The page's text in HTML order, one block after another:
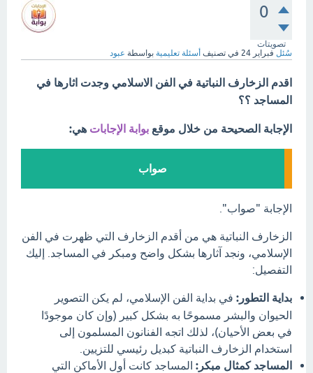
0
تصويتات
سُئل فبراير 24 في تصنيف أسئلة تعليمية بواسطة عبود
اقدم الزخارف النباتية في الفن الاسلامي وجدت اثارها في
المساجد ؟؟
الإجابة الصحيحة من خلال موقع بوابة الإجابات هي:
صواب
الإجابة "صواب".
الزخارف النباتية هي من أقدم الزخارف التي ظهرت في الفن
الإسلامي، ونجد آثارها بشكل واضح ومبكر في المساجد. إليك
التفصيل:
بداية التطور: في بداية الفن الإسلامي، لم يكن التصوير
الحيوان والبشر مسموحًا به بشكل كبير (وإن كان موجودًا
في بعض الأحيان)، لذلك اتجه الفنانون المسلمون إلى
استخدام الزخارف النباتية كبديل رئيسي للتزيين.
المساجد كمثال مبكر: المساجد كانت أول الأماكن التي